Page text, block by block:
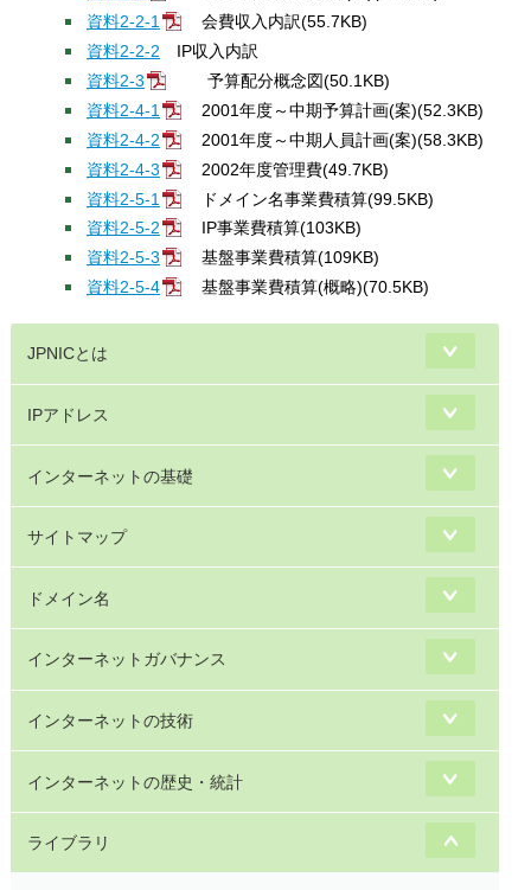
資料2-2-1
会費収入内訳(55.7KB)
資料2-2-2 IP収入内訳
資料2-3
予算配分概念図(50.1KB)
資料2-4-1
2001年度～中期予算計画(案)(52.3KB)
資料2-4-2
2001年度～中期人員計画(案)(58.3KB)
資料2-4-3
2002年度管理費(49.7KB)
資料2-5-1
ドメイン名事業費積算(99.5KB)
資料2-5-2
IP事業費積算(103KB)
資料2-5-3
基盤事業費積算(109KB)
資料2-5-4
基盤事業費積算(概略)(70.5KB)
JPNICとは
IPアドレス
インターネットの基礎
サイトマップ
ドメイン名
インターネットガバナンス
インターネットの技術
インターネットの歴史・統計
ライブラリ